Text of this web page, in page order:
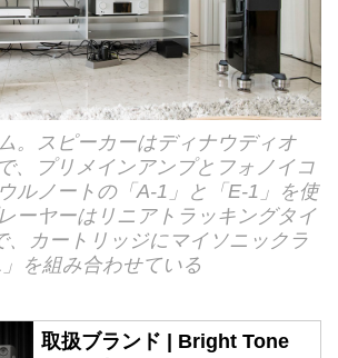
。スピーカーはディナウディオ
、プリメインアンプとフォノイコ
ルノートの「A-1」と「E-1」を使
ーヤーはリニアトラッキングタイ
、カートリッジにマイソニックラ
を組み合わせている
取扱ブランド | Bright Tone